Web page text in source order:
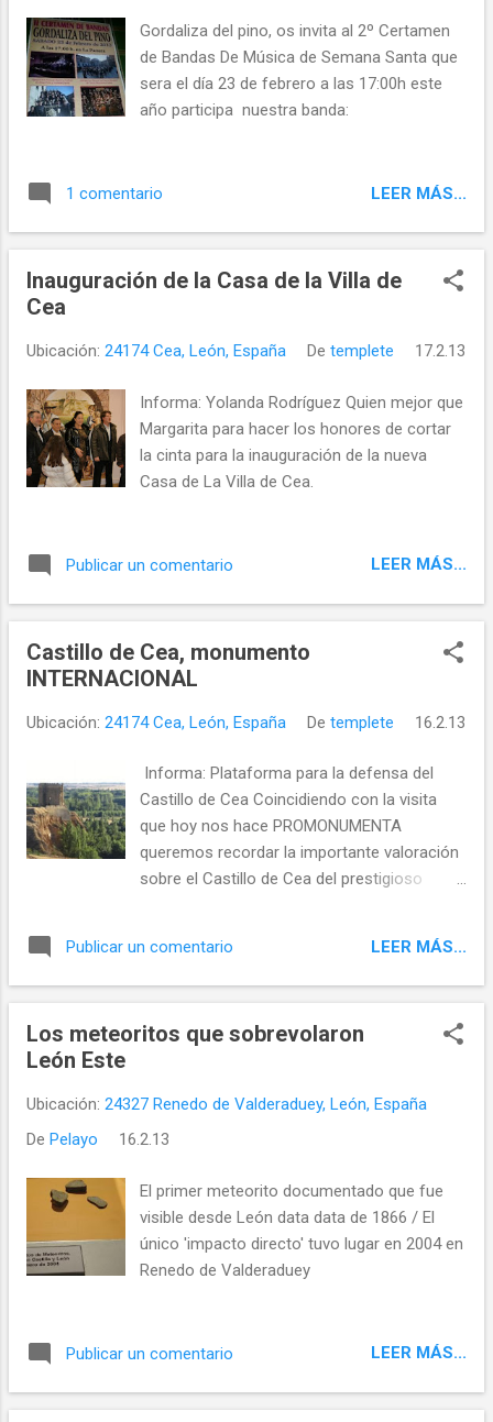
Gordaliza del pino, os invita al 2º Certamen
de Bandas De Música de Semana Santa que
sera el día 23 de febrero a las 17:00h este
año participa nuestra banda:
1 comentario LEER MÁS...
Inauguración de la Casa de la Villa de
Cea
Ubicación: 24174 Cea, León, España De templete 17.2.13
Informa: Yolanda Rodríguez Quien mejor que
Margarita para hacer los honores de cortar
la cinta para la inauguración de la nueva
Casa de La Villa de Cea.
Publicar un comentario LEER MÁS...
Castillo de Cea, monumento
INTERNACIONAL
Ubicación: 24174 Cea, León, España De templete 16.2.13
Informa: Plataforma para la defensa del
Castillo de Cea Coincidiendo con la visita
que hoy nos hace PROMONUMENTA
queremos recordar la importante valoración
sobre el Castillo de Cea del prestigioso
restauración de fortificaciones y recintos
amurallados, como el castillo de Ponferrada.
Publicar un comentario LEER MÁS...
Los meteoritos que sobrevolaron
León Este
Ubicación: 24327 Renedo de Valderaduey, León, España
De Pelayo 16.2.13
El primer meteorito documentado que fue
visible desde León data data de 1866 / El
único 'impacto directo' tuvo lugar en 2004 en
Renedo de Valderaduey
Publicar un comentario LEER MÁS...